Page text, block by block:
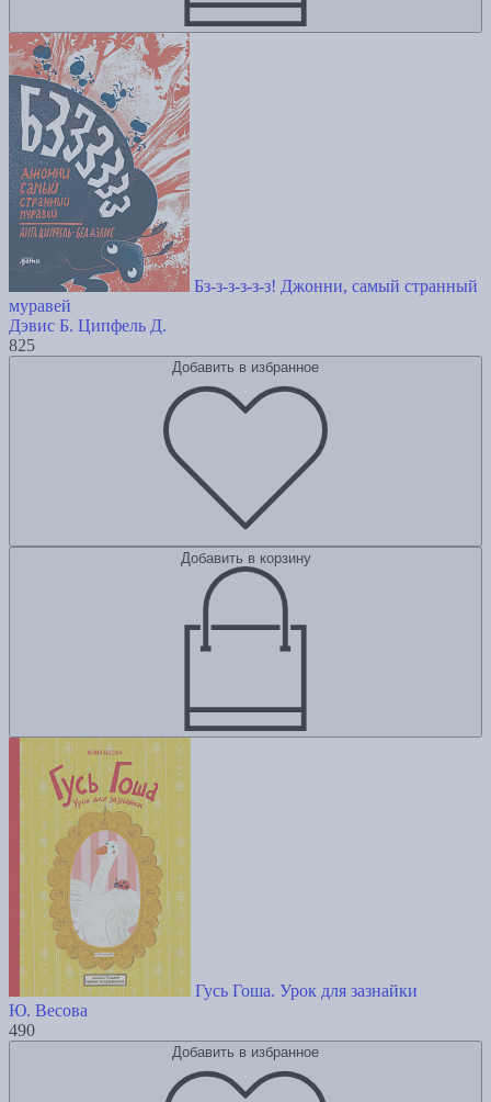
Бз-з-з-з-з-з! Джонни, самый странный
муравей
Дэвис Б. Ципфель Д.
825
Добавить в избранное
Добавить в корзину
Гусь Гоша. Урок для зазнайки
Ю. Весова
490
Добавить в избранное